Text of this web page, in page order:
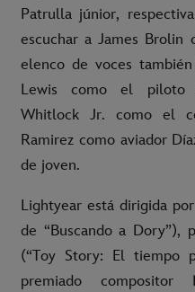
Patrulla júnior,
escuchar a James Brolin
elenco de voces
Lewis como el piloto
Whitlock Jr. como el
Ramirez como aviador
de joven.
Lightyear está dirigida
de “Buscando a Dory”),
(“Toy Story: El tiempo
premiado compositor